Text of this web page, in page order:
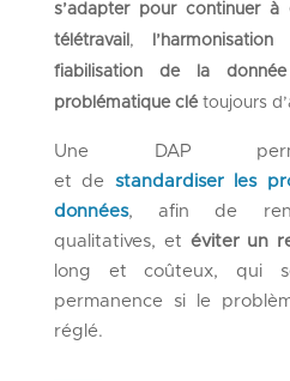
s’adapterpour continuer à
télétravail ,
fiabilisation de la
problématique clétoujours
Une DAP
et de standardiser les
données, afin de
qualitatives, et éviterun
long et coûteux, qui
permanence si le
réglé.